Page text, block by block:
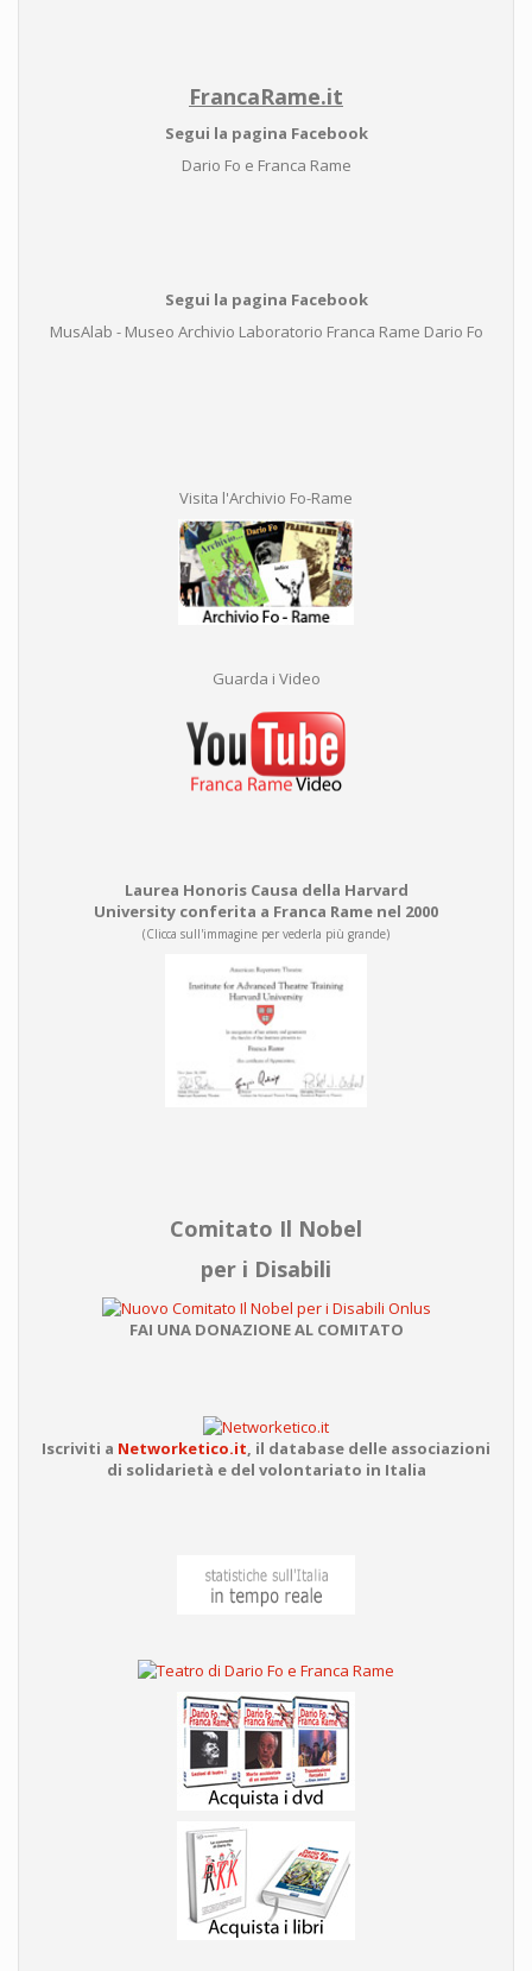
FrancaRame.it
Segui la pagina Facebook
Dario Fo e Franca Rame
Segui la pagina Facebook
MusAlab - Museo Archivio Laboratorio Franca Rame Dario Fo
Visita l'Archivio Fo-Rame
Guarda i Video
Laurea Honoris Causa della Harvard
University conferita a Franca Rame nel 2000
(Clicca sull'immagine per vederla più grande)
Comitato Il Nobel
per i Disabili
FAI UNA DONAZIONE AL COMITATO
Iscriviti a Networketico.it, il database delle associazioni
di solidarietà e del volontariato in Italia